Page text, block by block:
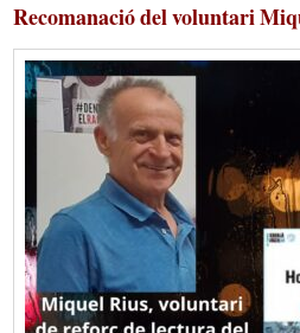
Recomanació del voluntari